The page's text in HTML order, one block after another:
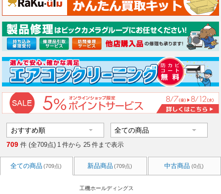
709 件 (全709点) 1 件から 25 件まで表示
全ての商品 (709点) 新品商品 (709点) 中古商品 (0点)
工機ホールディングス